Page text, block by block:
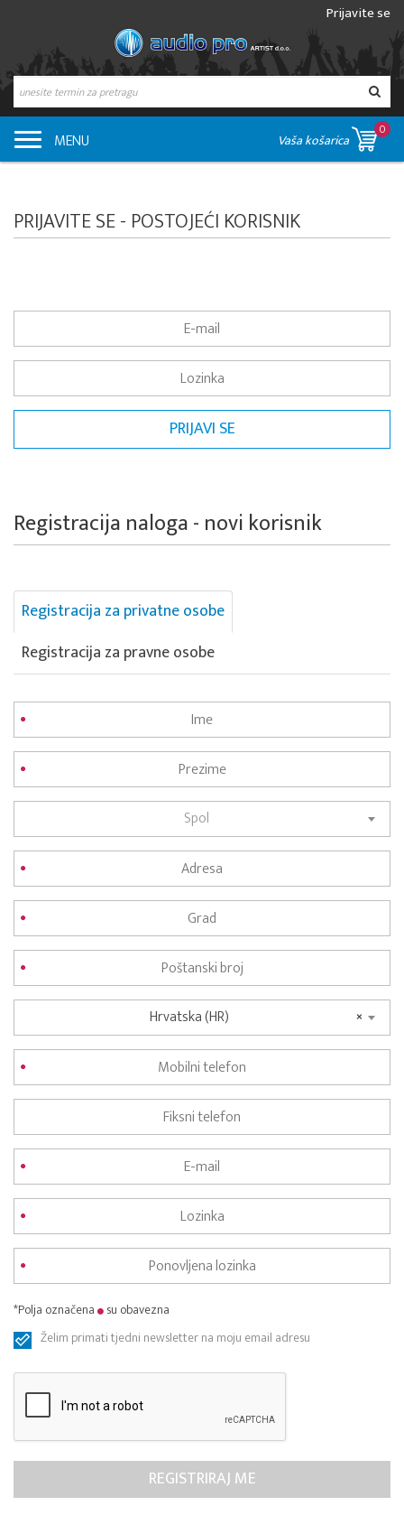
Prijavite se
MENU Vaša košarica
0
PRIJAVITE SE - POSTOJEĆI KORISNIK
Registracija naloga - novi korisnik
Registracija za privatne osobe
Registracija za pravne osobe
Spol
×
Hrvatska (HR)
*Polja označena
su obavezna
Želim primati tjedni newsletter na moju email adresu